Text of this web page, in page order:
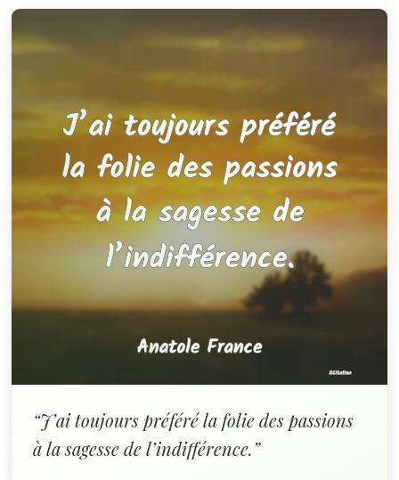
“J’ai toujours préféré la folie des passions
à la sagesse de l’indifférence.”